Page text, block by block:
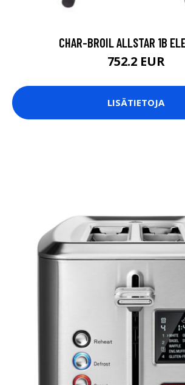
CHAR-BROIL ALLSTAR 1B
752.2 EUR
LISÄTIETOJA